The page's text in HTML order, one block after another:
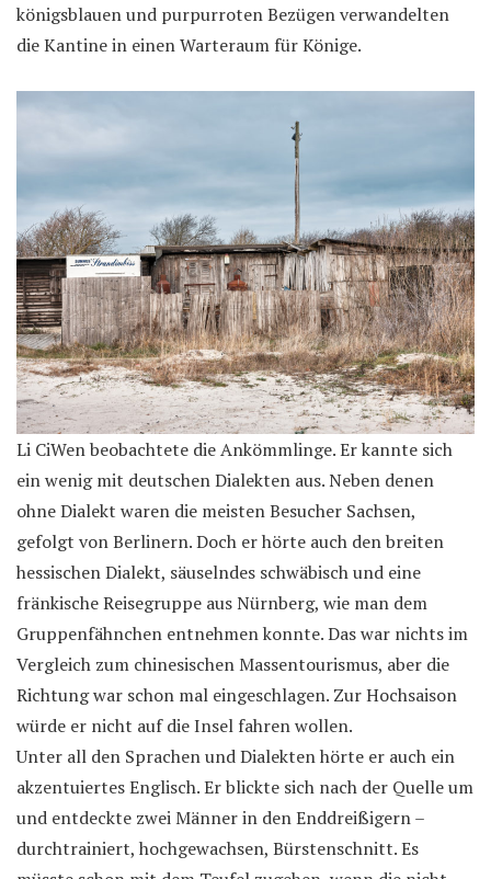
königsblauen und purpurroten Bezügen verwandelten
die Kantine in einen Warteraum für Könige.
Li CiWen beobachtete die Ankömmlinge. Er kannte sich
ein wenig mit deutschen Dialekten aus. Neben denen
ohne Dialekt waren die meisten Besucher Sachsen,
gefolgt von Berlinern. Doch er hörte auch den breiten
hessischen Dialekt, säuselndes schwäbisch und eine
fränkische Reisegruppe aus Nürnberg, wie man dem
Gruppenfähnchen entnehmen konnte. Das war nichts im
Vergleich zum chinesischen Massentourismus, aber die
Richtung war schon mal eingeschlagen. Zur Hochsaison
würde er nicht auf die Insel fahren wollen.
Unter all den Sprachen und Dialekten hörte er auch ein
akzentuiertes Englisch. Er blickte sich nach der Quelle um
und entdeckte zwei Männer in den Enddreißigern –
durchtrainiert, hochgewachsen, Bürstenschnitt. Es